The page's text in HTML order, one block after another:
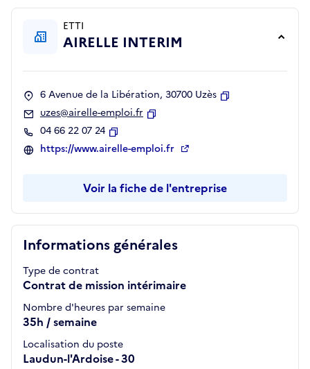
Informations générales
Type de contrat
Contrat de mission intérimaire
Nombre d'heures par semaine
35h / semaine
Localisation du poste
Laudun-l'Ardoise - 30
ETTI
AIRELLE INTERIM
6 Avenue de la Libération, 30700 Uzès
uzes@airelle-emploi.fr
04 66 22 07 24
Copier
https://www.airelle-emploi.fr
Voir la fiche de l'entreprise